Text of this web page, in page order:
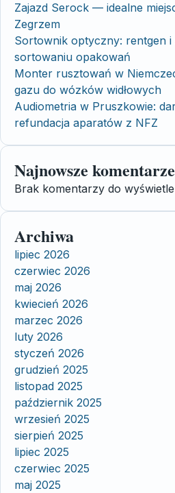
Zajazd Serock — idealne
Zegrzem
Sortownik optyczny: rentgen
sortowaniu opakowań
Monter rusztowań w
gazu do wózków widłowych
Audiometria w Pruszkowie:
refundacja aparatów z NFZ
Najnowsze komentarze
Brak komentarzy do
Archiwa
lipiec 2026
czerwiec 2026
maj 2026
kwiecień 2026
marzec 2026
luty 2026
styczeń 2026
grudzień 2025
listopad 2025
październik 2025
wrzesień 2025
sierpień 2025
lipiec 2025
czerwiec 2025
maj 2025